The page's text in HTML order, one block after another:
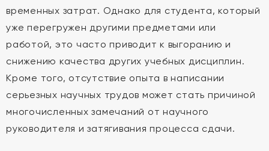
временных затрат. Однако для студента, который
уже перегружен другими предметами или
работой, это часто приводит к выгоранию и
снижению качества других учебных дисциплин.
Кроме того, отсутствие опыта в написании
серьезных научных трудов может стать причиной
многочисленных замечаний от научного
руководителя и затягивания процесса сдачи.